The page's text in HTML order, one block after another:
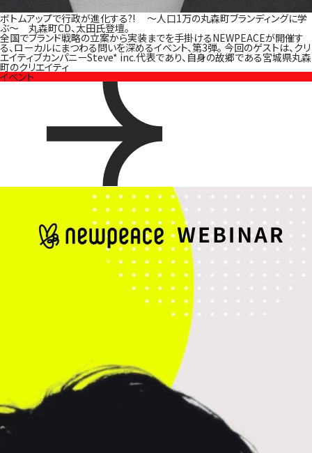
ボトムアップで行政が進化する?! 〜人口1万の丸森町ブランディングに学
ぶ〜 丸森町CD、太田氏登壇。
全国でブランド戦略の立案から実装までを手掛けるNEWPEACEが開催す
る、ローカルにまつわる問いを深めるイベント、第3弾。 今回のゲストは、クリ
エイティブカンパニーSteve* inc.代表であり、自身の故郷である宮城県丸森
町のクリエイティ
イベント